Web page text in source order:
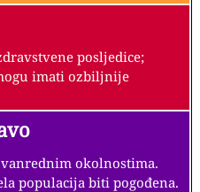
posljedice;
imati ozbiljnije
okolnostima.
populacija biti pogođena.